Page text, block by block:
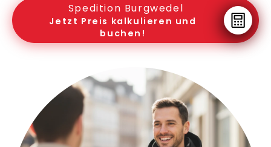
Spedition Burgwedel
Jetzt Preis kalkulieren und
buchen!